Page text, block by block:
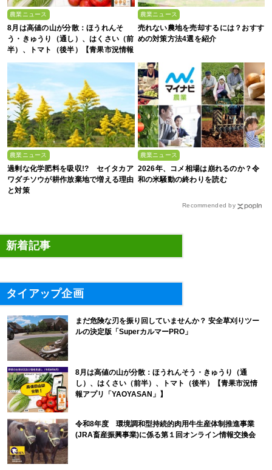
農業ニュース
8月は高値の山が分散：ほうれんそ
う・きゅうり（通し）、はくさい（前
半）、トマト（後半）【青果市況情報
アプリ「YAOYASAN」】
農業ニュース
売れない農地を売却するには？おすす
めの対策方法4選を紹介
農業ニュース
過剰な化学肥料を吸収!? セイタカア
ワダチソウが耕作放棄地で増える理由
と対策
農業ニュース
2026年、コメ相場は崩れるのか？令
和の米騒動の終わりを読む
Recommended by
新着記事
タイアップ企画
まだ危険な刃を振り回していませんか？ 安全草刈りツー
ルの決定版「SuperカルマーPRO」
8月は高値の山が分散：ほうれんそう・きゅうり（通
し）、はくさい（前半）、トマト（後半）【青果市況情
報アプリ「YAOYASAN」】
令和8年度 環境調和型持続的肉用牛生産体制推進事業
(JRA畜産振興事業)に係る第１回オンライン情報交換会